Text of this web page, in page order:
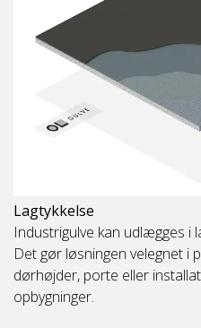
Lagtykkelse
Industrigulve kan udlægges i
Det gør løsningen velegnet i
dørhøjder, porte eller
opbygninger.